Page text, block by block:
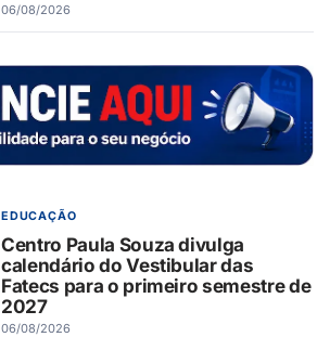
06/08/2026
EDUCAÇÃO
Centro Paula Souza divulga
calendário do Vestibular das
Fatecs para o primeiro semestre de
2027
06/08/2026